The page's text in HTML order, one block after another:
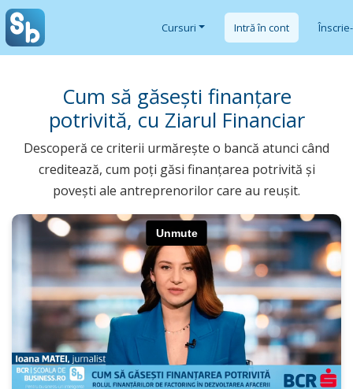
Cursuri Intră în cont
Cum să găsești finanțare
potrivită, cu Ziarul Financiar
Descoperă ce criterii urmărește o bancă atunci când
creditează, cum poți găsi finanțarea potrivită și
povești ale antreprenorilor care au reușit.